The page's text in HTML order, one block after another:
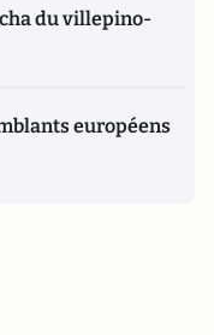
du villepino-
européens